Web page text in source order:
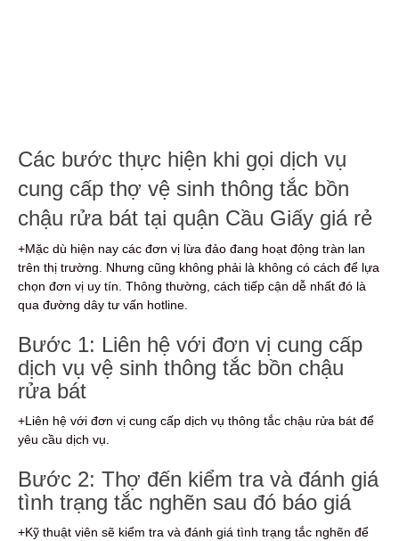
Các bước thực hiện khi gọi dịch vụ
cung cấp thợ vệ sinh thông tắc bồn
chậu rửa bát tại quận Cầu Giấy giá rẻ
+Mặc dù hiện nay các đơn vị lừa đảo đang hoạt động tràn lan
trên thị trường. Nhưng cũng không phải là không có cách để lựa
chọn đơn vị uy tín. Thông thường, cách tiếp cận dễ nhất đó là
qua đường dây tư vấn hotline.
Bước 1: Liên hệ với đơn vị cung cấp
dịch vụ vệ sinh thông tắc bồn chậu
rửa bát
+Liên hệ với đơn vị cung cấp dịch vụ thông tắc chậu rửa bát để
yêu cầu dịch vụ.
Bước 2: Thợ đến kiểm tra và đánh giá
tình trạng tắc nghẽn sau đó báo giá
+Kỹ thuật viên sẽ kiểm tra và đánh giá tình trạng tắc nghẽn để